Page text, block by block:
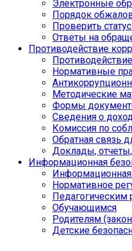
Электронные
Порядок
Проверить
Ответы на
Противодействие
Нормативные
Методические
Формы
Сведения о
Комиссия по
Обратная связь
Доклады,
Информационная
Информационная
Нормативное
Педагогическим
Обучающимся
Родителям
Детские